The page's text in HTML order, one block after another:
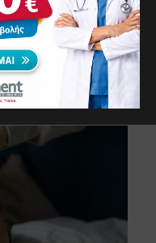
οι ιώσεις μετά το
προς τους γονείς